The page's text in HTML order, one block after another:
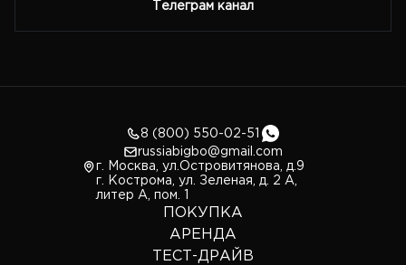
Телеграм канал
8 (800) 550-02-51
russiabigbo@gmail.com
г. Москва, ул.Островитянова, д.9
г. Кострома, ул. Зеленая, д. 2 А,
литер А, пом. 1
ПОКУПКА
АРЕНДА
ТЕСТ-ДРАЙВ